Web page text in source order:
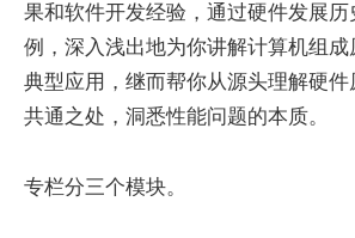
果和软件开发经验，通过硬件发展
例，深入浅出地为你讲解计算机组
典型应用，继而帮你从源头理解硬
共通之处，洞悉性能问题的本质。
专栏分三个模块。